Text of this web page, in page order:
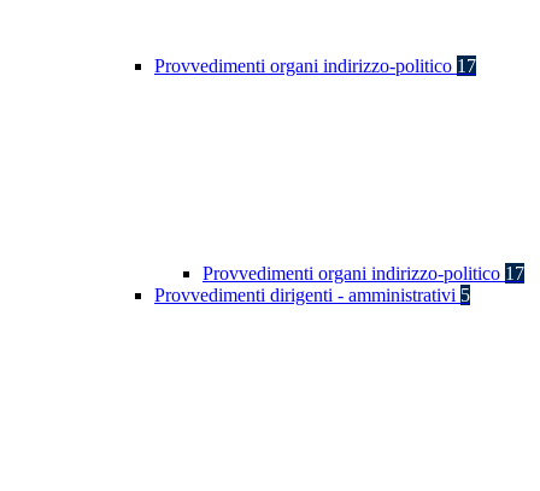
Provvedimenti organi indirizzo-politico 17
Provvedimenti organi indirizzo-politico 17
Provvedimenti dirigenti - amministrativi 5